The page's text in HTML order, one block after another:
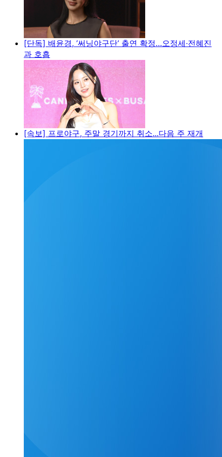
[단독] 배윤경, ’써닝야구단‘ 출연 확정…오정세·전혜진
과 호흡
[속보] 프로야구, 주말 경기까지 취소...다음 주 재개